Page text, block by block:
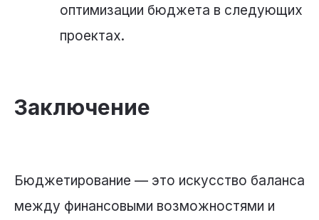
оптимизации бюджета в следующих
проектах.
Заключение
Бюджетирование — это искусство баланса
между финансовыми возможностями и